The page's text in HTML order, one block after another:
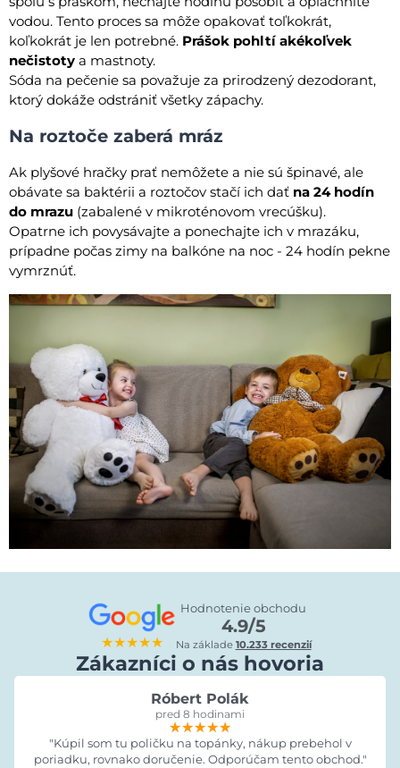
vodou. Tento proces sa môže opakovať toľkokrát,
koľkokrát je len potrebné. Prášok pohltí akékoľvek
nečistoty a mastnoty.
Sóda na pečenie sa považuje za prirodzený dezodorant,
ktorý dokáže odstrániť všetky zápachy.
Na roztoče zaberá mráz
Ak plyšové hračky prať nemôžete a nie sú špinavé, ale
obávate sa baktérii a roztočov stačí ich dať na 24 hodín
do mrazu (zabalené v mikroténovom vrecúšku).
Opatrne ich povysávajte a ponechajte ich v mrazáku,
prípadne počas zimy na balkóne na noc - 24 hodín pekne
vymrznúť.
★★★★★
Hodnotenie obchodu
4.9/5
Na základe 10.233 recenzií
Zákazníci o nás hovoria
Róbert Polák
pred 8 hodinami
★★★★★
★★★★★
★★★★★
"Kúpil som tu poličku na topánky, nákup prebehol v
poriadku, rovnako doručenie. Odporúčam tento obchod."